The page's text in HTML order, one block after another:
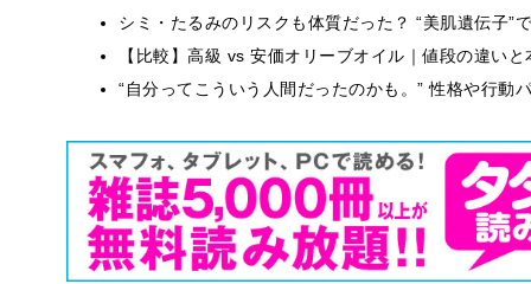
シミ・たるみのリスクも体質だった？ “美肌遺伝子”
【比較】高級 vs 安価オリーブオイル｜値段の違い
“自分ってこういう人間だったのかも。” 性格や行動